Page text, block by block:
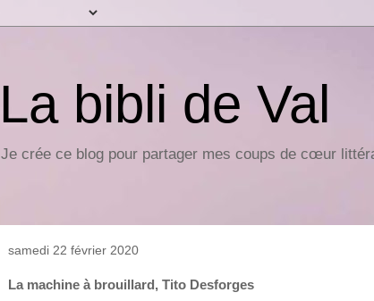
La bibli de Val
Je crée ce blog pour partager mes coups de cœur
samedi 22 février 2020
La machine à brouillard, Tito Desforges